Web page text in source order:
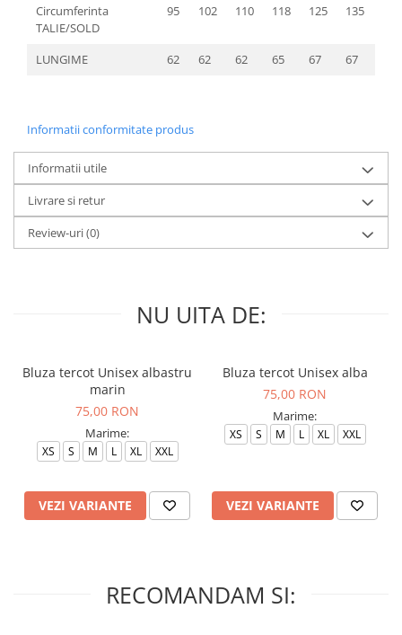
Circumferinta
TALIE/SOLD
95 102 110 118 125 135
LUNGIME 62 62 62 65 67 67
Informatii conformitate produs
Informatii utile
Livrare si retur
Review-uri(0)
NU UITA DE:
Bluza tercot Unisex albastru
marin
75,00 RON
Marime:
XS S M L XL XXL
VEZI VARIANTE
Bluza tercot Unisex alba
75,00 RON
Marime:
XS S M L XL XXL
VEZI VARIANTE
RECOMANDAM SI: